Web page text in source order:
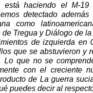
haciendo el M-19
detectado además
como
Tregua y Diálogo de
de izquierda en
que se abstuvieron y
que no se
con el creciente
de La guerra
puedes decir al